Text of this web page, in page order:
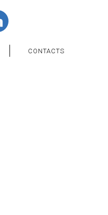
CONTACTS